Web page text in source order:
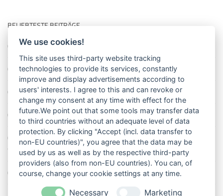
BELIEBTESTE BEITRÄGE
So misst man die Lufttemperatur richtig
Die richtige Wasserpumpe für den Garten
Das Wetter-Netzwerk WeatherCloud
So stellt man einen Regenmesser korrekt auf
11 Dinge über den Luftdruck, die Sie garantiert noch nicht alle
wussten
Blitzstatistik Europa: Wo gewittert es am meisten?
We use cookies!
This site uses third-party website tracking
technologies to provide its services, constantly
improve and display advertisements according to
users' interests. I agree to this and can revoke or
change my consent at any time with effect for the
future.We point out that some tools may transfer data
to third countries without an adequate level of data
protection. By clicking "Accept (incl. data transfer to
non-EU countries)", you agree that the data may be
used by us as well as by the respective third-party
providers (also from non-EU countries). You can, of
course, change your cookie settings at any time.
Necessary Marketing